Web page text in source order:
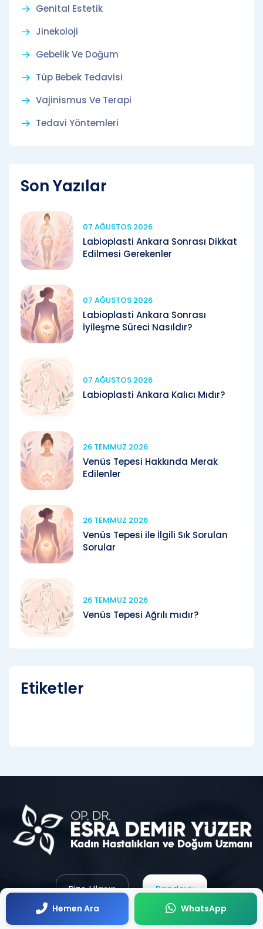
Genital Estetik
Jinekoloji
Gebelik Ve Doğum
Tüp Bebek Tedavisi
Vajinismus Ve Terapi
Tedavi Yöntemleri
Son Yazılar
07 AĞUSTOS 2026
Labioplasti Ankara Sonrası Dikkat
Edilmesi Gerekenler
07 AĞUSTOS 2026
Labioplasti Ankara Sonrası
İyileşme Süreci Nasıldır?
07 AĞUSTOS 2026
Labioplasti Ankara Kalıcı Mıdır?
26 TEMMUZ 2026
Venüs Tepesi Hakkında Merak
Edilenler
26 TEMMUZ 2026
Venüs Tepesi ile İlgili Sık Sorulan
Sorular
26 TEMMUZ 2026
Venüs Tepesi Ağrılı mıdır?
Etiketler
Bize Ulaşın Randevu
Hemen Ara WhatsApp